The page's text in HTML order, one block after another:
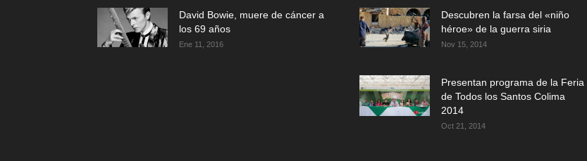
David Bowie, muere de cáncer a
los 69 años
Ene 11, 2016
Descubren la farsa del «niño
héroe» de la guerra siria
Nov 15, 2014
Presentan programa de la Feria
de Todos los Santos Colima
2014
Oct 21, 2014